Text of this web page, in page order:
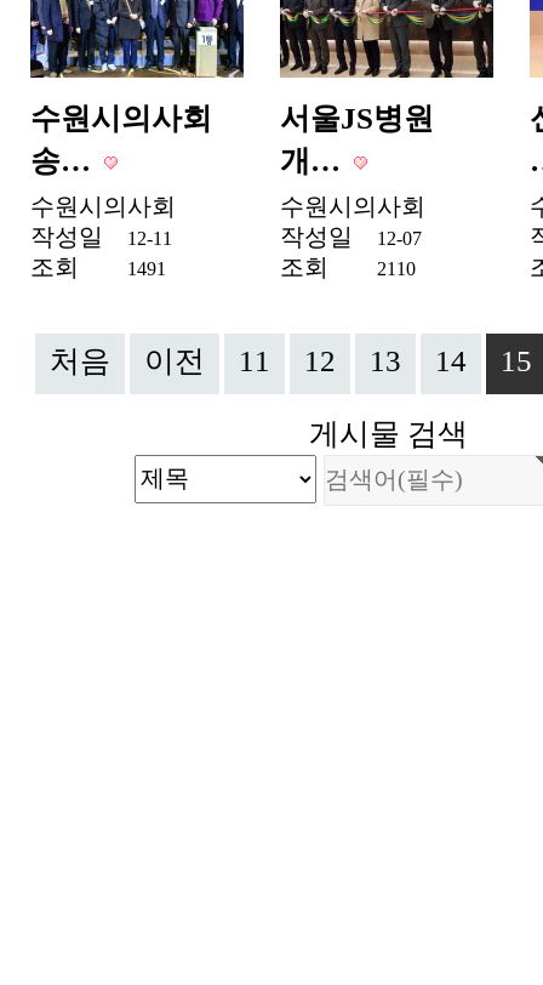
수원시의사회
송…
수원시의사회
작성일
12-11
조회 1491
서울JS병원
개…
수원시의사회
작성일
12-07
조회 2110
처음 이전 11 12 13 14 15
게시물 검색